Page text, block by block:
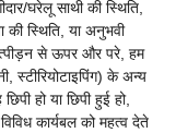
घरेलू साथी की स्थिति,
की स्थिति, या अनुभवी
से ऊपर और परे, हम
स्टीरियोटाइपिंग) के अन्य
हो या छिपी हुई हो,
कार्यबल को महत्व देते